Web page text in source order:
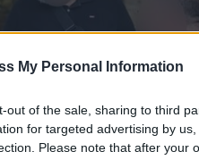
My Personal Information
out of the sale, sharing to third
for targeted advertising by
Please note that after your